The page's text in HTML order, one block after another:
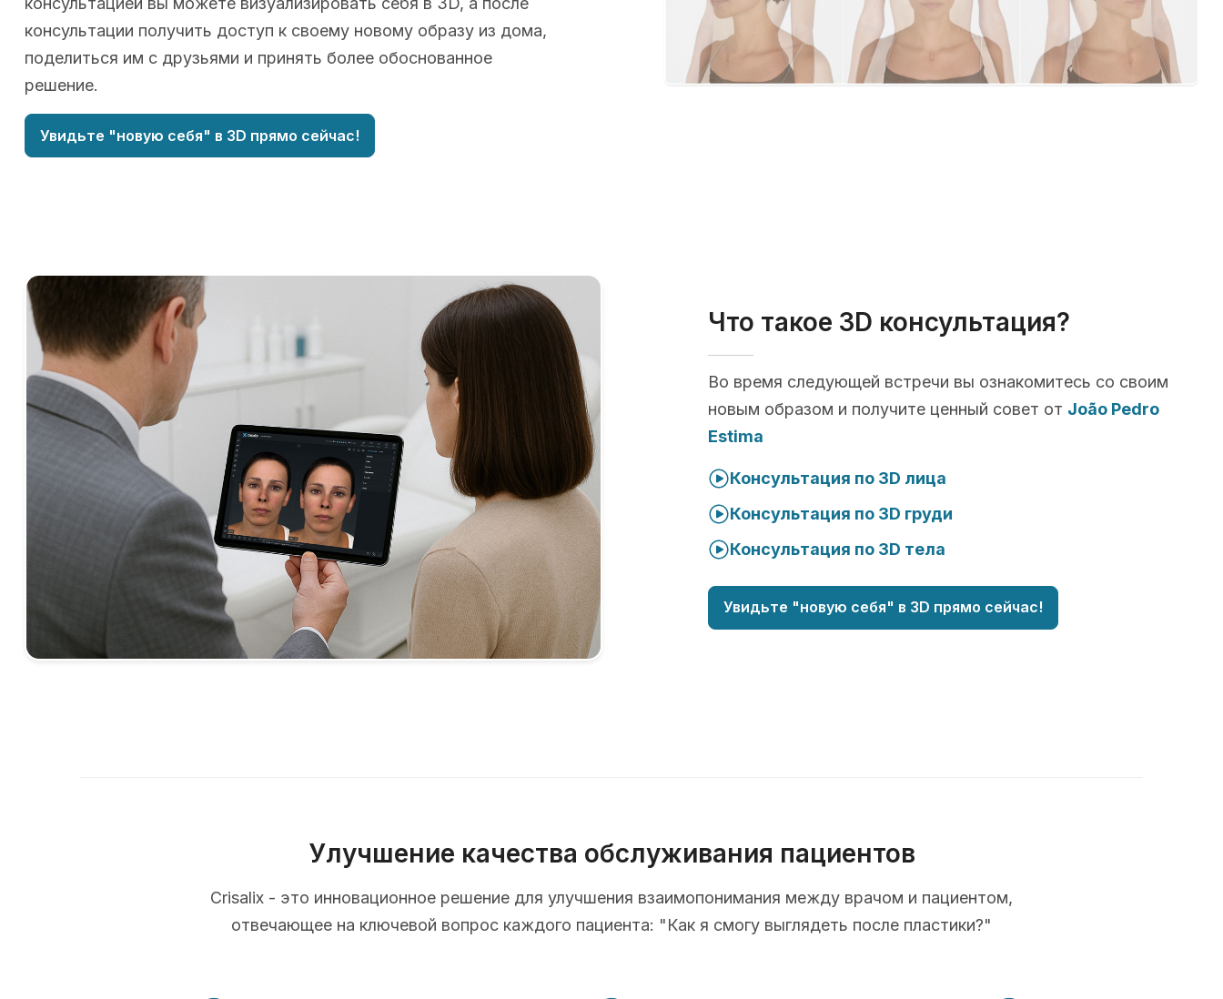
консультации получить доступ к своему новому образу из дома,
поделиться им с друзьями и принять более обоснованное
решение.
Увидьте "новую себя" в 3D прямо сейчас!
Что такое 3D консультация?
Во время следующей встречи вы ознакомитесь со своим
новым образом и получите ценный совет от João Pedro
Estima
Консультация по 3D лица
Консультация по 3D груди
Консультация по 3D тела
Увидьте "новую себя" в 3D прямо сейчас!
Улучшение качества обслуживания пациентов
Crisalix - это инновационное решение для улучшения взаимопонимания между врачом и пациентом,
отвечающее на ключевой вопрос каждого пациента: "Как я смогу выглядеть после пластики?"